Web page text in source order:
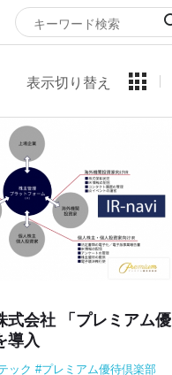
表示切り替え
式会社 「プレミアム優
導入
ック
プレミアム優待倶楽部